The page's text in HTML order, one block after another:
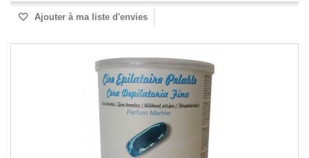
Ajouter à ma liste d'envies